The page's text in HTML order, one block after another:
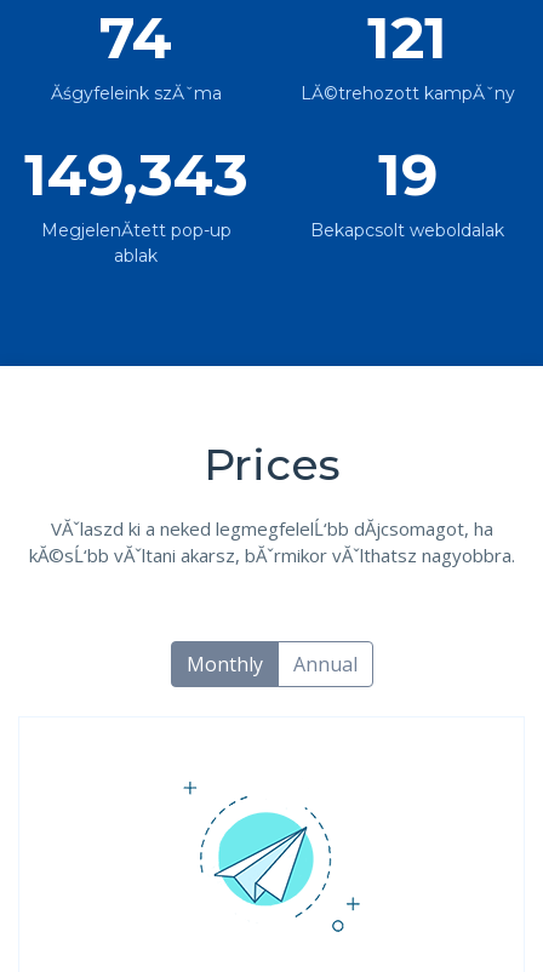
74
Ăśgyfeleink szĂˇma
121
LĂ©trehozott kampĂˇny
149,343
MegjelenĂ­tett pop-up
ablak
19
Bekapcsolt weboldalak
Prices
VĂˇlaszd ki a neked legmegfelelĹ‘bb dĂ­jcsomagot, ha
kĂ©sĹ‘bb vĂˇltani akarsz, bĂˇrmikor vĂˇlthatsz nagyobbra.
Monthly Annual